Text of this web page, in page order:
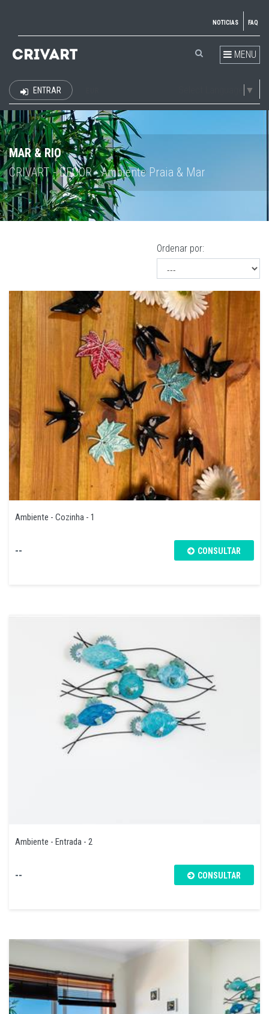
NOTICIAS FAQ
MENU
▼
ENTRAR
MAR & RIO
CRIVART - DECOR - Ambiente Praia & Mar
Ordenar por:
Ambiente - Cozinha - 1
-- CONSULTAR
Ambiente - Entrada - 2
-- CONSULTAR